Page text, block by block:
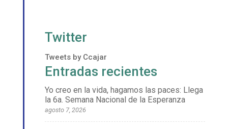
Twitter
Tweets by Ccajar
Entradas recientes
Yo creo en la vida, hagamos las paces: Llega
la 6a. Semana Nacional de la Esperanza
agosto 7, 2026